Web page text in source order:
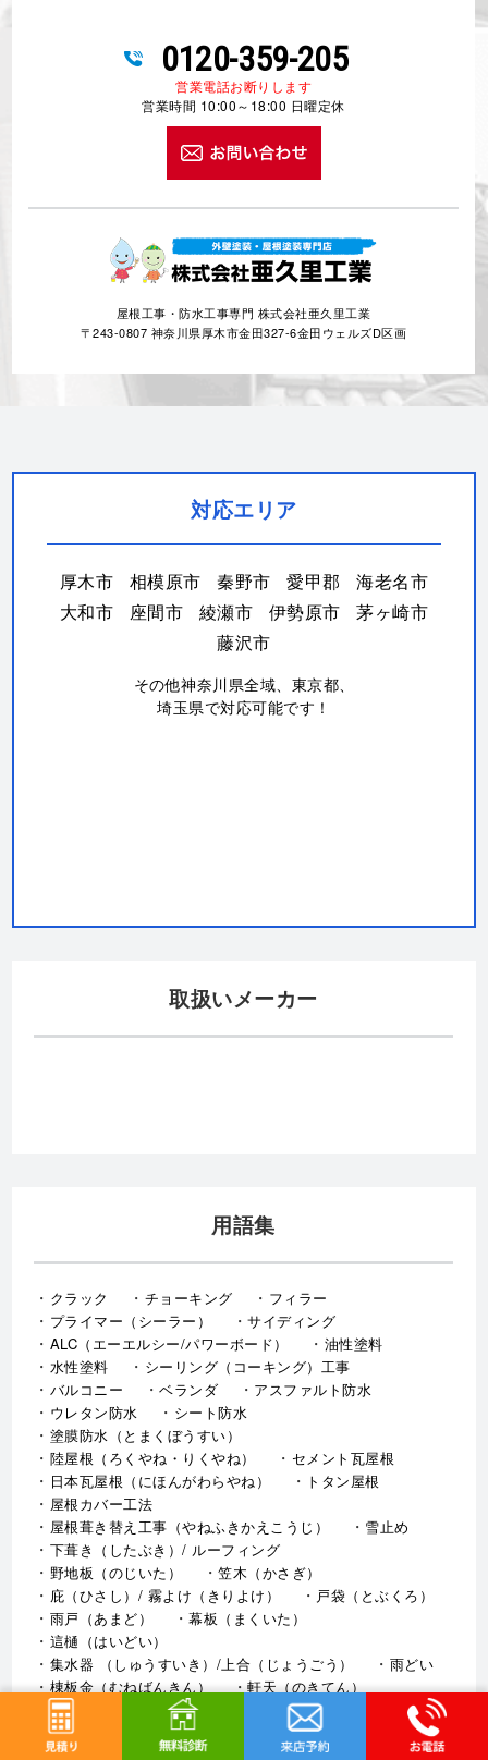
営業時間 10:00～18:00 日曜定休
屋根工事・防水工事専門 株式会社亜久里工業
〒243-0807 神奈川県厚木市金田327-6金田ウェルズD区画
相模原市 秦野市
藤沢市
その他神奈川県全域、東京都、
埼玉県で対応可能です！
取扱いメーカー
用語集
クラック チョーキング
フィラー
プライマー（シーラー）
サイディング
ALC（エーエルシー/パワーボード）
油性塗料
水性塗料
シーリング（コーキング）工事
バルコニー
ベランダ
ウレタン防水
シート防水
塗膜防水（とまくぼうすい）
陸屋根（ろくやね・りくやね）
セメント瓦屋根
日本瓦屋根（にほんがわらやね）
屋根カバー工法
屋根葺き替え工事（やねふきかえこうじ）
下葺き（したぶき）/ ルーフィング
野地板（のじいた）
笠木（かさぎ）
庇（ひさし）/ 霧よけ（きりよけ）
戸袋（とぶくろ）
雨戸（あまど）
幕板（まくいた）
這樋（はいどい）
集水器 （しゅうすいき）/上合（じょうごう）
棟板金（むねばんきん）
軒天（のきてん）
破風（はふ）
貫板（ぬきいた）
寄棟屋根（よせむねやね）